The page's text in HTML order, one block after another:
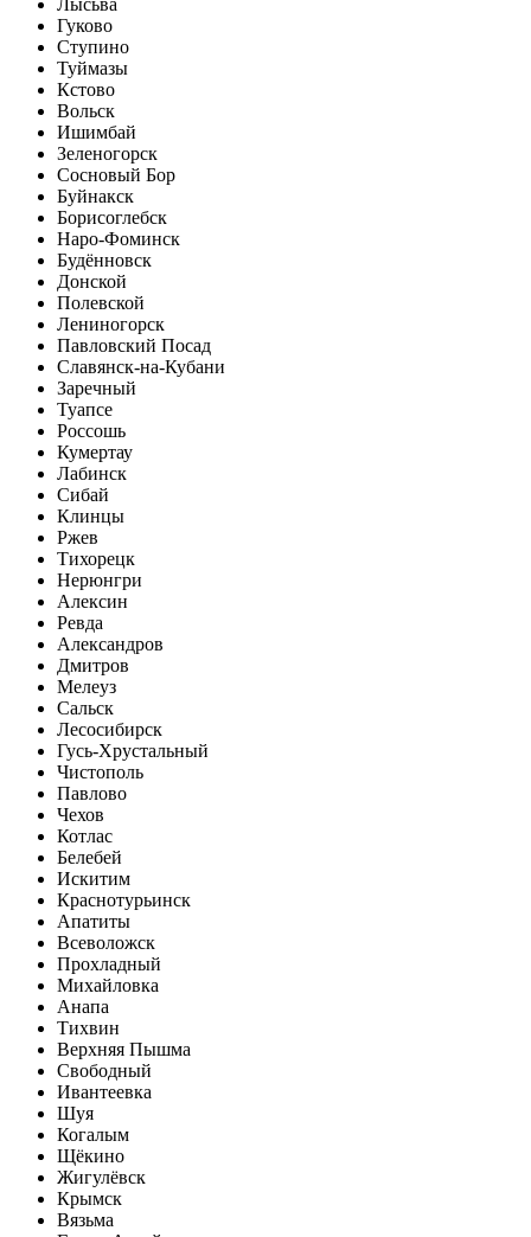
Лысьва
Гуково
Ступино
Туймазы
Кстово
Вольск
Ишимбай
Зеленогорск
Сосновый Бор
Буйнакск
Борисоглебск
Наро-Фоминск
Будённовск
Донской
Полевской
Лениногорск
Павловский Посад
Славянск-на-Кубани
Заречный
Туапсе
Россошь
Кумертау
Лабинск
Сибай
Клинцы
Ржев
Тихорецк
Нерюнгри
Алексин
Ревда
Александров
Дмитров
Мелеуз
Сальск
Лесосибирск
Гусь-Хрустальный
Чистополь
Павлово
Чехов
Котлас
Белебей
Искитим
Краснотурьинск
Апатиты
Всеволожск
Прохладный
Михайловка
Анапа
Тихвин
Верхняя Пышма
Свободный
Ивантеевка
Шуя
Когалым
Щёкино
Жигулёвск
Крымск
Вязьма